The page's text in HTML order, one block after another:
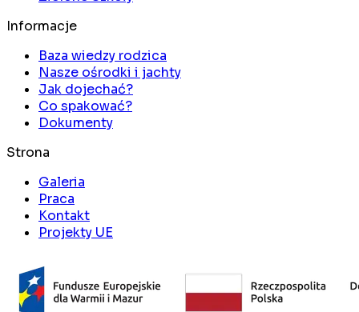
Informacje
Baza wiedzy rodzica
Nasze ośrodki i jachty
Jak dojechać?
Co spakować?
Dokumenty
Strona
Galeria
Praca
Kontakt
Projekty UE